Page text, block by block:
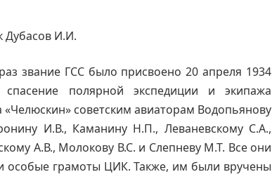
Дубасов И.И.
звание ГСС было присвоено 20 апреля 1934
полярной экспедиции и экипажа
«Челюскин» советским авиаторам Водопьянову
И.В., Каманину Н.П., Леваневскому С.А.,
А.В., Молокову В.С. и Слепневу М.Т. Все они
особые грамоты ЦИК. Также, им были вручены